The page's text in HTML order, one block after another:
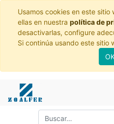
Usamos cookies en este
ellas en nuestra política de
desactivarlas, configure
Si continúa usando este sitio